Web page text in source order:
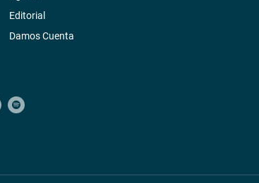
Editorial
Damos Cuenta